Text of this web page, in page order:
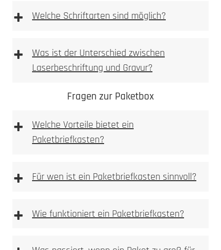
+ Welche Schriftarten sind möglich?
+
Was ist der Unterschied zwischen
Laserbeschriftung und Gravur?
Materialoberfläche gezielt verändert
Fragen zur Paketbox
+
Welche Vorteile bietet ein
Paketbriefkasten?
+ Für wen ist ein Paketbriefkasten sinnvoll?
+ Wie funktioniert ein Paketbriefkasten?